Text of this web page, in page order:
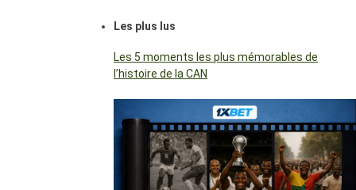
Les plus lus
Les 5 moments les plus mémorables de
l’histoire de la CAN